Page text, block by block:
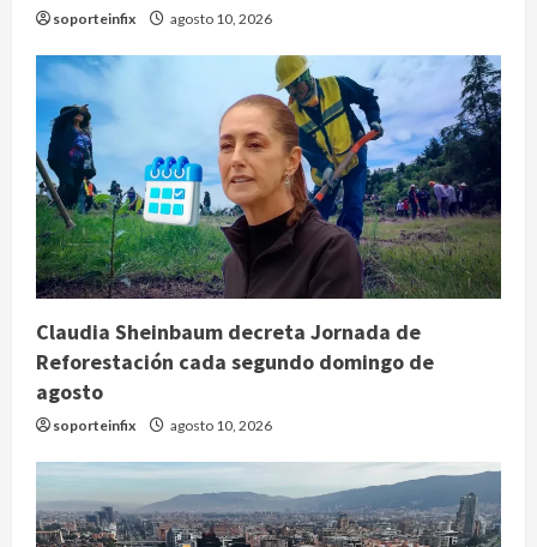
soporteinfix agosto 10, 2026
Claudia Sheinbaum decreta Jornada de
Reforestación cada segundo domingo de
agosto
soporteinfix agosto 10, 2026